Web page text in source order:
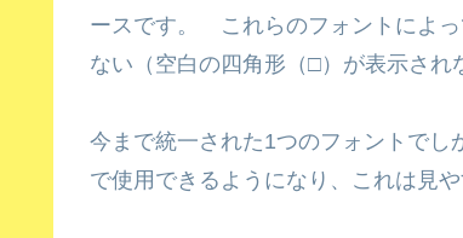
ースです。 これらのフォントによっ
ない（空白の四角形（□）が表示さ
今まで統一された1つのフォントで
で使用できるようになり、これは見